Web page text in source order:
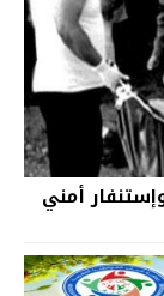
أمني